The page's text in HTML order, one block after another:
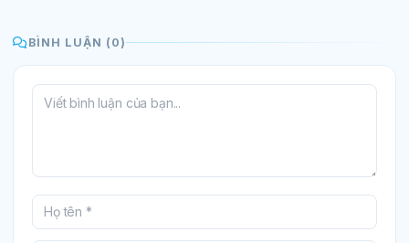
BÌNH LUẬN (0)